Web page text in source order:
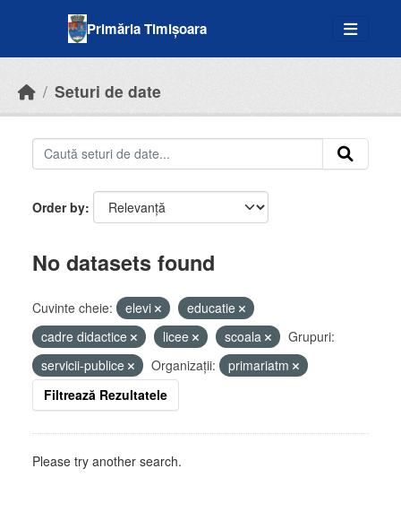
Primăria Timișoara
Seturi de date
Order by
No datasets found
Cuvinte cheie: elevi
educatie
cadre didactice
licee scoala
Grupuri:
servicii-publice
Organizații:
primariatm
Filtrează Rezultatele
Please try another search.